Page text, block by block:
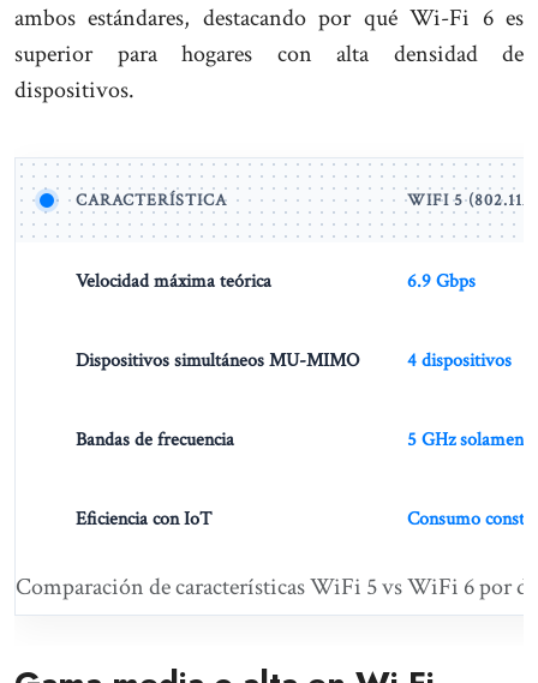
ambos estándares, destacando por qué Wi-Fi 6 es
superior para hogares con alta densidad de
dispositivos.
Comparación de características WiFi 5 vs WiFi 6 por
CARACTERÍSTICA WIFI 5
Velocidad máxima teórica 6.9 Gbps
Dispositivos simultáneos MU-MIMO 4 dispositivos
Bandas de frecuencia 5 GHz solamente
Eficiencia con IoT Consumo